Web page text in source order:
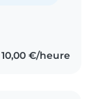
10,00 €/heure